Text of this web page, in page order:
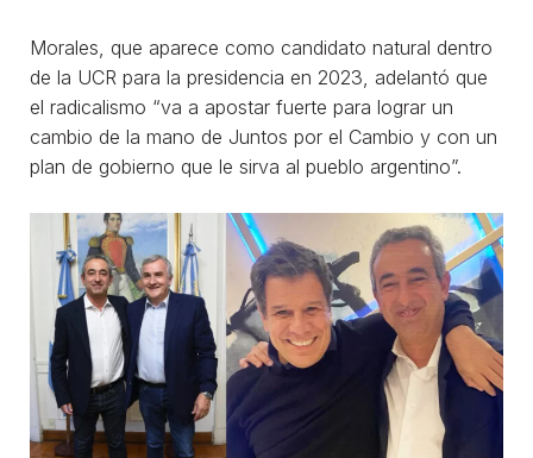
Morales, que aparece como candidato natural dentro
de la UCR para la presidencia en 2023, adelantó que
el radicalismo “va a apostar fuerte para lograr un
cambio de la mano de Juntos por el Cambio y con un
plan de gobierno que le sirva al pueblo argentino”.